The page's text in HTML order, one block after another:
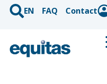
EN FAQ Contact